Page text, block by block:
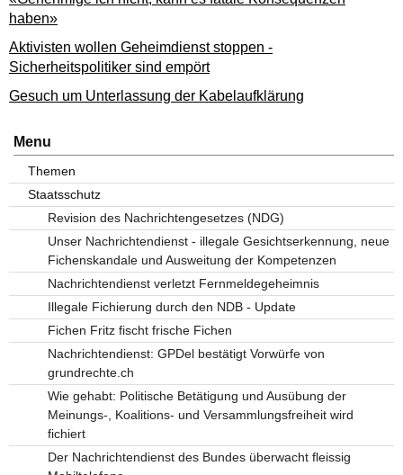
haben»
Aktivisten wollen Geheimdienst stoppen -
Sicherheitspolitiker sind empört
Gesuch um Unterlassung der Kabelaufklärung
Menu
Themen
Staatsschutz
Revision des Nachrichtengesetzes (NDG)
Unser Nachrichtendienst - illegale Gesichtserkennung, neue
Fichenskandale und Ausweitung der Kompetenzen
Nachrichtendienst verletzt Fernmeldegeheimnis
Illegale Fichierung durch den NDB - Update
Fichen Fritz fischt frische Fichen
Nachrichtendienst: GPDel bestätigt Vorwürfe von
grundrechte.ch
Wie gehabt: Politische Betätigung und Ausübung der
Meinungs-, Koalitions- und Versammlungsfreiheit wird
fichiert
Der Nachrichtendienst des Bundes überwacht fleissig